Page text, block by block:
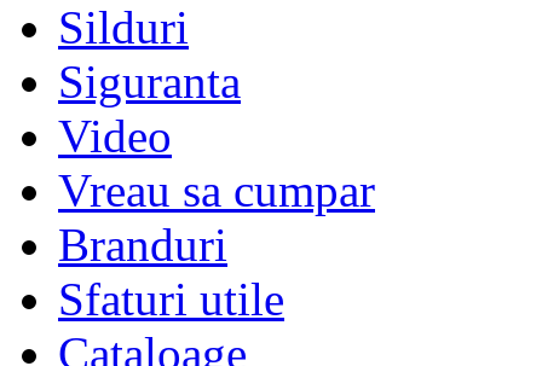
Silduri
Siguranta
Video
Vreau sa cumpar
Branduri
Sfaturi utile
Cataloage